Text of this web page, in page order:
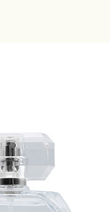
ターをイメージし